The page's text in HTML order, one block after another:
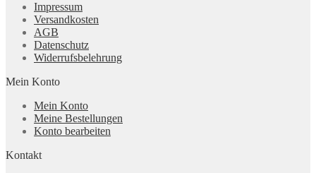
Impressum
Versandkosten
AGB
Datenschutz
Widerrufsbelehrung
Mein Konto
Mein Konto
Meine Bestellungen
Konto bearbeiten
Kontakt